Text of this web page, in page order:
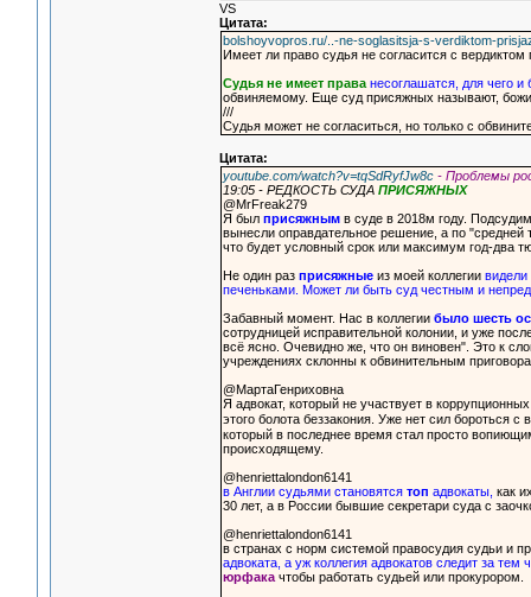
VS
Цитата:
bolshoyvopros.ru/..-ne-soglasitsja-s-verdiktom-
Имеет ли право судья не согласится с
Судья не имеет права несоглашатся, для чего
обвиняемому. Еще суд присяжных называют,
///
Судья может не согласиться, но только с
Цитата:
youtube.com/watch?v=tqSdRyfJw8c - Проблемы
19:05 - РЕДКОСТЬ СУДА ПРИСЯЖНЫХ
@MrFreak279
Я был присяжным в суде в 2018м году.
вынесли оправдательное решение, а по
что будет условный срок или максимум год-два
Не один раз присяжные из моей коллегии видели
печеньками. Может ли быть суд честным и
Забавный момент. Нас в коллегии было шесть
сотрудницей исправительной колонии, и уже
всё ясно. Очевидно же, что он виновен". Это к
учреждениях склонны к обвинительным
@МартаГенриховна
Я адвокат, который не участвует в
этого болота беззакония. Уже нет сил бороться
который в последнее время стал просто
происходящему.
@henriettalondon6141
в Англии судьями становятся топ адвокаты, как
30 лет, а в России бывшие секретари суда с
@henriettalondon6141
в странах с норм системой правосудия судьи и
адвоката, а уж коллегия адвокатов следит за тем
юрфака чтобы работать судьей или прокурором.